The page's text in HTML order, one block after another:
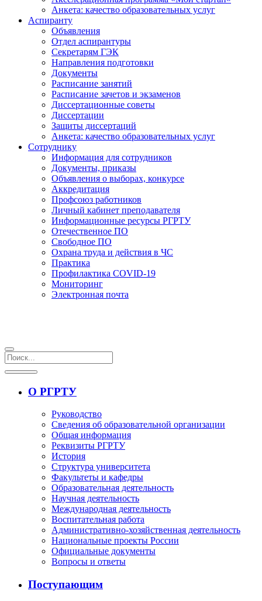
Анкета: качество образовательных услуг
Аспиранту
Объявления
Отдел аспирантуры
Секретарям ГЭК
Направления подготовки
Документы
Расписание занятий
Расписание зачетов и экзаменов
Диссертационные советы
Диссертации
Защиты диссертаций
Анкета: качество образовательных услуг
Сотруднику
Информация для сотрудников
Документы, приказы
Объявления о выборах, конкурсе
Аккредитация
Профсоюз работников
Личный кабинет преподавателя
Информационные ресурсы РГРТУ
Отечественное ПО
Свободное ПО
Охрана труда и действия в ЧС
Практика
Профилактика COVID-19
Мониторинг
Электронная почта
О РГРТУ
Руководство
Сведения об образовательной организации
Общая информация
Реквизиты РГРТУ
История
Структура университета
Факультеты и кафедры
Образовательная деятельность
Научная деятельность
Международная деятельность
Воспитательная работа
Административно-хозяйственная деятельность
Национальные проекты России
Официальные документы
Вопросы и ответы
Поступающим